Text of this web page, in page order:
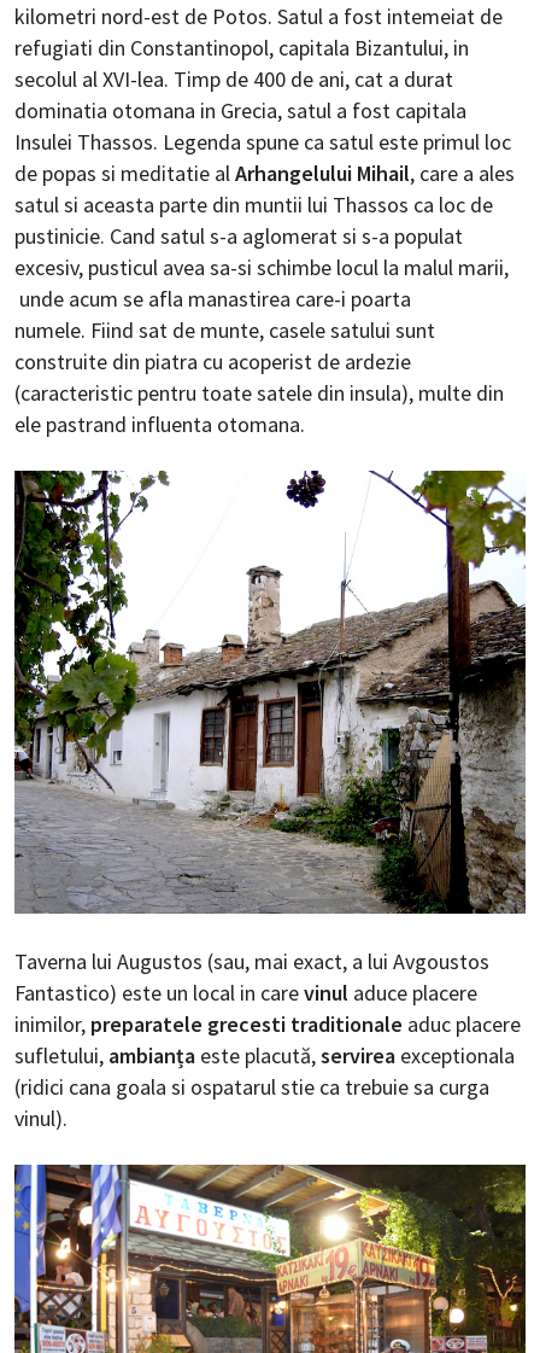
kilometri nord-est de Potos. Satul a fost intemeiat de
refugiati din Constantinopol, capitala Bizantului, in
secolul al XVI-lea. Timp de 400 de ani, cat a durat
dominatia otomana in Grecia, satul a fost capitala
Insulei Thassos. Legenda spune ca satul este primul loc
de popas si meditatie al Arhangelului Mihail, care a ales
satul si aceasta parte din muntii lui Thassos ca loc de
pustinicie. Cand satul s-a aglomerat si s-a populat
excesiv, pusticul avea sa-si schimbe locul la malul marii,
unde acum se afla manastirea care-i poarta
numele. Fiind sat de munte, casele satului sunt
construite din piatra cu acoperist de ardezie
(caracteristic pentru toate satele din insula), multe din
ele pastrand influenta otomana.
Taverna lui Augustos (sau, mai exact, a lui Avgoustos
Fantastico) este un local in carevinul aduce placere
inimilor, preparatele grecesti traditionale aduc placere
sufletului, ambianța este placută,servirea exceptionala
(ridici cana goala si ospatarul stie ca trebuie sa curga
vinul).